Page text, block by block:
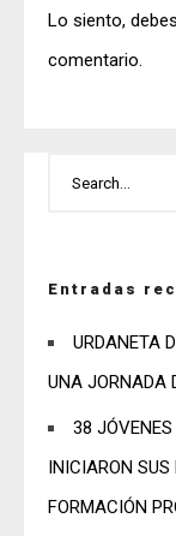
Lo siento,
comentario.
Entradas
URDANETA
UNA JORNADA
38 JÓVENES
INICIARON
FORMACIÓN